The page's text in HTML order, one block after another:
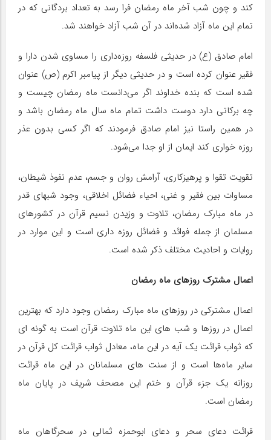
کند و چون شب آخر ماه رمضان فرا رسد به تعداد بردگانى که در
تمام این ماه آزاد شده‌‏اند در آن شب آزاد خواهند شد.
امام صادق (ع) در حدیثی فلسفه روزه‌داری را مساوی شدن دارا و
فقیر عنوان کرده است و در حدیثی دیگر از پیامبر اکرم (ص) عنوان
شده است که بنده خداوند اگر می‌دانست ماه رمضان چیست و
چه برکاتی دارد دوست داشت تمام ماه سال ماه رمضان باشد و
در همین راستا نیز امام صادق فرمودند که اگر کسی بدون عذر
روزه خواری کند ایمان از او جدا می‌شود.
تقویت تقوا و پرهیزکاری، آرامش روان و جسم، عدم نفوذ شیطان،
مساوات بین فقیر و غنی، احیاء فضائل اخلاقی، وجود شبهای قدر
در ماه مبارک رمضان، تلاوت و وزیدن نسیم قرآن در کشورهای
مسلمان از جمله فوائد و فضائل روزه داری است و این موارد در
روایات و احادیث مختلف ذکر شده است.
اعمال مشترک روزهای ماه رمضان
اعمال مشترکی در روزهای ماه مبارک رمضان وجود دارد که بهترین
اعمال در روزها و شب های این ماه تلاوت قرآن است به گونه ای
که ثواب قرائت یک آیه در این ماه، معادل ثواب قرائت کل قرآن در
سایر ماه‌ها است و از سنت های مسلمانان در این ماه قرائت
روزانه یک جزء قرآن و ختم این مصحف شریف در پایان ماه
رمضان است.
قرائت دعای سحر و دعای ابوحمزه ثمالی در سحرگاهان ماه